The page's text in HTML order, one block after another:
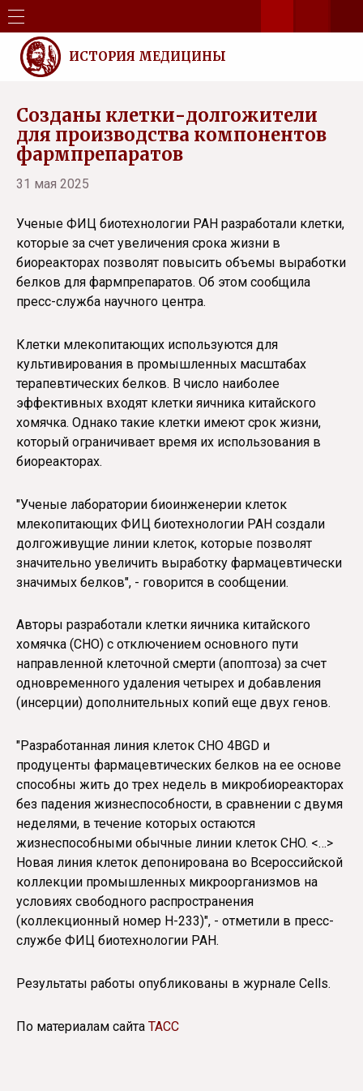
ИСТОРИЯ МЕДИЦИНЫ
Созданы клетки-долгожители
для производства компонентов
фармпрепаратов
31 мая 2025
Ученые ФИЦ биотехнологии РАН разработали клетки,
которые за счет увеличения срока жизни в
биореакторах позволят повысить объемы выработки
белков для фармпрепаратов. Об этом сообщила
пресс-служба научного центра.
Клетки млекопитающих используются для
культивирования в промышленных масштабах
терапевтических белков. В число наиболее
эффективных входят клетки яичника китайского
хомячка. Однако такие клетки имеют срок жизни,
который ограничивает время их использования в
биореакторах.
"Ученые лаборатории биоинженерии клеток
млекопитающих ФИЦ биотехнологии РАН создали
долгоживущие линии клеток, которые позволят
значительно увеличить выработку фармацевтически
значимых белков", - говорится в сообщении.
Авторы разработали клетки яичника китайского
хомячка (CHO) с отключением основного пути
направленной клеточной смерти (апоптоза) за счет
одновременного удаления четырех и добавления
(инсерции) дополнительных копий еще двух генов.
"Разработанная линия клеток CHO 4BGD и
продуценты фармацевтических белков на ее основе
способны жить до трех недель в микробиореакторах
без падения жизнеспособности, в сравнении с двумя
неделями, в течение которых остаются
жизнеспособными обычные линии клеток CHO. <…>
Новая линия клеток депонирована во Всероссийской
коллекции промышленных микроорганизмов на
условиях свободного распространения
(коллекционный номер H-233)", - отметили в пресс-
службе ФИЦ биотехнологии РАН.
Результаты работы опубликованы в журнале Cells.
По материалам сайта ТАСС